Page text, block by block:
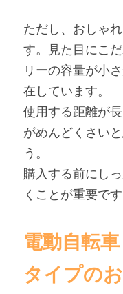
ただし、おしゃ
す。見た目にこ
リーの容量が小
在しています。
使用する距離が
がめんどくさい
う。
購入する前にし
くことが重要です
電動自転
タイプの